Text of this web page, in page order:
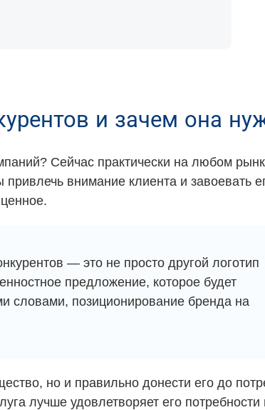
и зачем она
Сейчас практически на любом
внимание клиента и завоевать
— это не просто другой логотип
предложение, которое будет
словами, позиционирование бренда на
но и правильно донести его до
лучше удовлетворяет его